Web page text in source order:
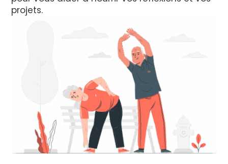
projets.